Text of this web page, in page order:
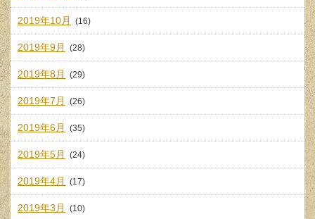
2019年10月 (16)
2019年9月 (28)
2019年8月 (29)
2019年7月 (26)
2019年6月 (35)
2019年5月 (24)
2019年4月 (17)
2019年3月 (10)